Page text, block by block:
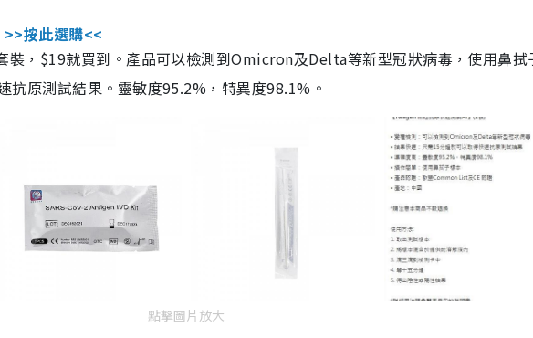
>>按此選購<<
裝，$19就買到。產品可以檢測到Omicron及Delta等新型冠狀病毒，使用鼻拭
抗原測試結果。靈敏度95.2%，特異度98.1%。
點擊圖片放大